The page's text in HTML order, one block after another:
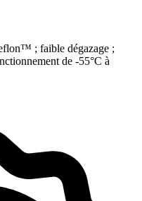
; faible dégazage ;
de -55°C à